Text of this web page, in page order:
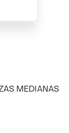
MEDIANAS